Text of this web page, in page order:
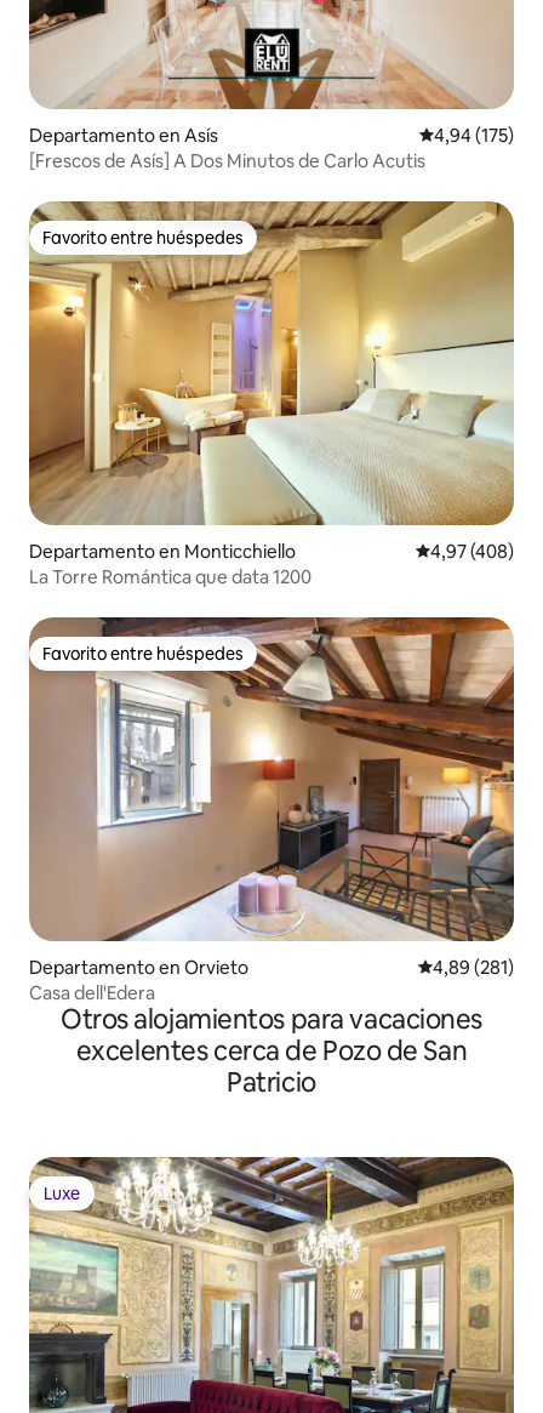
Departamento en Asís Calificación
4,94 (175)
[Frescos de Asís] A Dos Minutos de Carlo Acutis
Favorito entre huéspedes
Favorito entre huéspedes
Departamento en Monticchiello Calificación
4,97 (408)
La Torre Romántica que data 1200
Favorito entre huéspedes
Favorito entre huéspedes
Departamento en Orvieto Calificación
4,89 (281)
Casa dell'Edera
Otros alojamientos para vacaciones
excelentes cerca de Pozo de San
Patricio
Luxe
Luxe